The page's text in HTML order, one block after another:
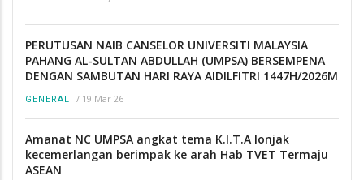
PERUTUSAN NAIB CANSELOR UNIVERSITI MALAYSIA
PAHANG AL-SULTAN ABDULLAH (UMPSA) BERSEMPENA
DENGAN SAMBUTAN HARI RAYA AIDILFITRI 1447H/2026M
GENERAL / 19 Mar 26
Amanat NC UMPSA angkat tema K.I.T.A lonjak
kecemerlangan berimpak ke arah Hab TVET Termaju
ASEAN